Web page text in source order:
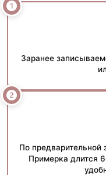
Заранее
По предварительной
Примерка длится